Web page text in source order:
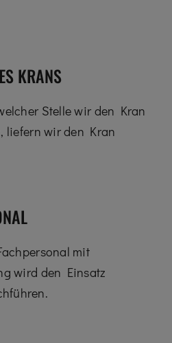
KRANS
Stelle wir den Kran
liefern wir den Kran
mit
wird den Einsatz